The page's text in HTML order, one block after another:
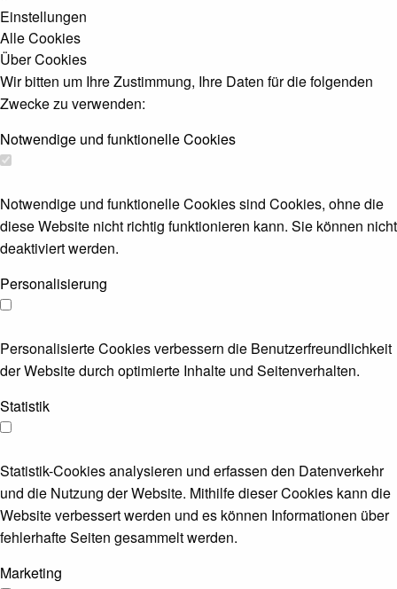
Einstellungen
Alle Cookies
Über Cookies
Wir bitten um Ihre Zustimmung, Ihre Daten für die folgenden
Zwecke zu verwenden:
Notwendige und funktionelle Cookies
Notwendige und funktionelle Cookies sind Cookies, ohne die
diese Website nicht richtig funktionieren kann. Sie können nicht
deaktiviert werden.
Personalisierung
Personalisierte Cookies verbessern die Benutzerfreundlichkeit
der Website durch optimierte Inhalte und Seitenverhalten.
Statistik
Statistik-Cookies analysieren und erfassen den Datenverkehr
und die Nutzung der Website. Mithilfe dieser Cookies kann die
Website verbessert werden und es können Informationen über
fehlerhafte Seiten gesammelt werden.
Marketing